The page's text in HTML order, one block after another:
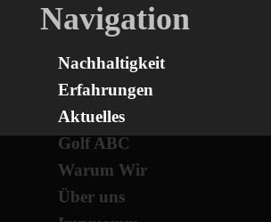
Navigation
Nachhaltigkeit
Erfahrungen
Aktuelles
Golf ABC
Warum Wir
Über uns